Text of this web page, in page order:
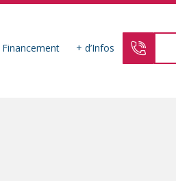
Financement + d’Infos